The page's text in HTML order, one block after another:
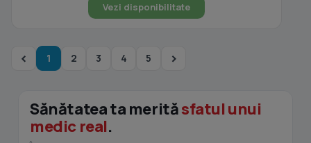
Vezi disponibilitate
1 2 3 4 5
Sănătatea ta merităsfatul unui
medic real.